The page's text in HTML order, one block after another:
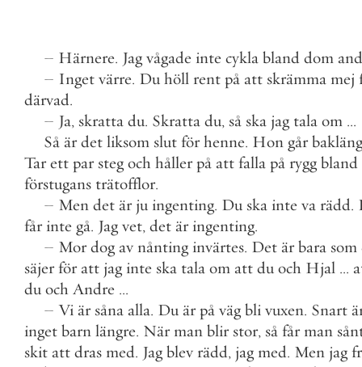
– Härnere. Jag vågade inte cykla bland dom
– Inget värre. Du höll rent på att skrämma mej
därvad.
– Ja, skratta du. Skratta du, så ska jag tala om ...
Så är det liksom slut för henne. Hon går
Tar ett par steg och håller på att falla på rygg bland
förstugans trätofflor.
– Men det är ju ingenting. Du ska inte va rädd.
får inte gå. Jag vet, det är ingenting.
– Mor dog av nånting invärtes. Det är bara som
säjer för att jag inte ska tala om att du och Hjal ...
du och Andre ...
– Vi är såna alla. Du är på väg bli vuxen. Snart
inget barn längre. När man blir stor, så får man
skit att dras med. Jag blev rädd, jag med. Men jag